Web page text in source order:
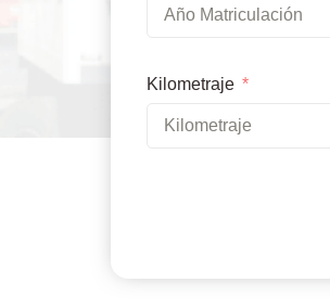
Kilometraje